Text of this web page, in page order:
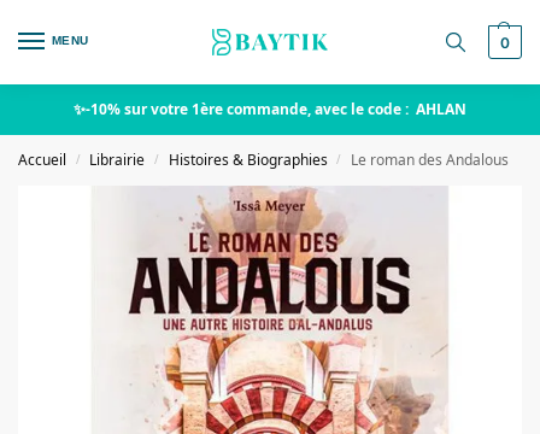
MENU 0
✨-10% sur votre 1ère commande, avec le code : AHLAN
Accueil / Librairie / Histoires & Biographies / Le roman des Andalous